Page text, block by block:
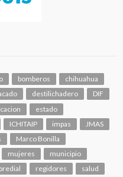
bomberos
chihuahua
destilichadero
DIF
estado
ICHITAIP impas
JMAS
Marco Bonilla
mujeres
municipio
predial regidores
salud